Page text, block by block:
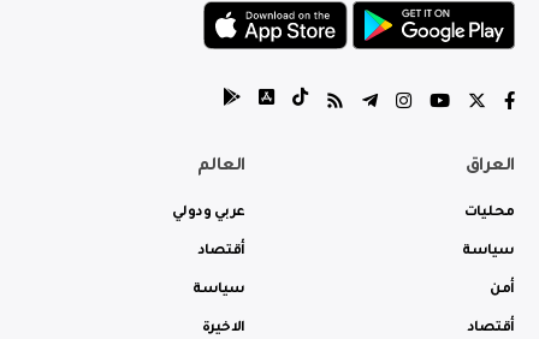
العراق
محليات
سياسة
أمن
أقتصاد
العالم
عربي ودولي
أقتصاد
سياسة
الاخيرة